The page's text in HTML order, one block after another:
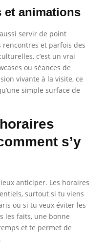
et animations
servir de point
rencontres et parfois des
c’est un vrai
ou séances de
vivante à la visite, ce
simple surface de
s’y
anticiper. Les horaires
surtout si tu viens
ou si tu veux éviter les
les faits, une bonne
et te permet de